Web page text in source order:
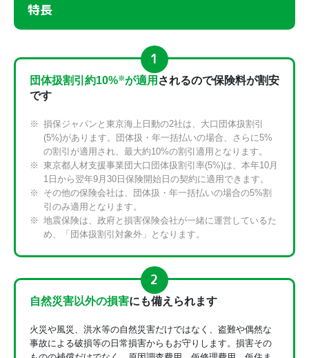
特長
団体扱割引約10%※が適用 されるので保険料が割安
です
損保ジャパンと東京海上日動の2社は、大口団体扱割引
(5%)があります。団体扱・年一括払いの場合、さらに5%
の割引が適用され、最大約10%の割引適用となります。
東京都人材支援事業団大口団体扱割引率(5%)は、本年10月
1日から翌年9月30日保険開始日の契約に適用できます。
その他の保険会社は、団体扱・年一括払いの場合の5%割
引のみ適用となります。
地震保険は、政府と損害保険会社が一緒に運営しているた
め、「団体扱割引対象外」となります。
自然災害以外の損害にも備えられます
火災や風災、洪水等の自然災害だけではなく、盗難や偶然な
事故による破損等の日常損害からもお守りします。損害その